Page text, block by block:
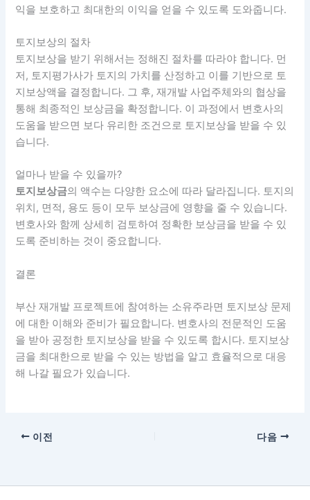
익을 보호하고 최대한의 이익을 얻을 수 있도록 도와줍니다.
토지보상의 절차
토지보상을 받기 위해서는 정해진 절차를 따라야 합니다. 먼
저, 토지평가사가 토지의 가치를 산정하고 이를 기반으로 토
지보상액을 결정합니다. 그 후, 재개발 사업주체와의 협상을
통해 최종적인 보상금을 확정합니다. 이 과정에서 변호사의
도움을 받으면 보다 유리한 조건으로 토지보상을 받을 수 있
습니다.
얼마나 받을 수 있을까?
토지보상금의 액수는 다양한 요소에 따라 달라집니다. 토지의
위치, 면적, 용도 등이 모두 보상금에 영향을 줄 수 있습니다.
변호사와 함께 상세히 검토하여 정확한 보상금을 받을 수 있
도록 준비하는 것이 중요합니다.
결론
부산 재개발 프로젝트에 참여하는 소유주라면 토지보상 문제
에 대한 이해와 준비가 필요합니다. 변호사의 전문적인 도움
을 받아 공정한 토지보상을 받을 수 있도록 합시다. 토지보상
금을 최대한으로 받을 수 있는 방법을 알고 효율적으로 대응
해 나갈 필요가 있습니다.
이전 다음